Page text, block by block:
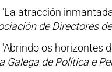
"La atracción
de Directores
"Abrindo os horizontes
Galega de Política e